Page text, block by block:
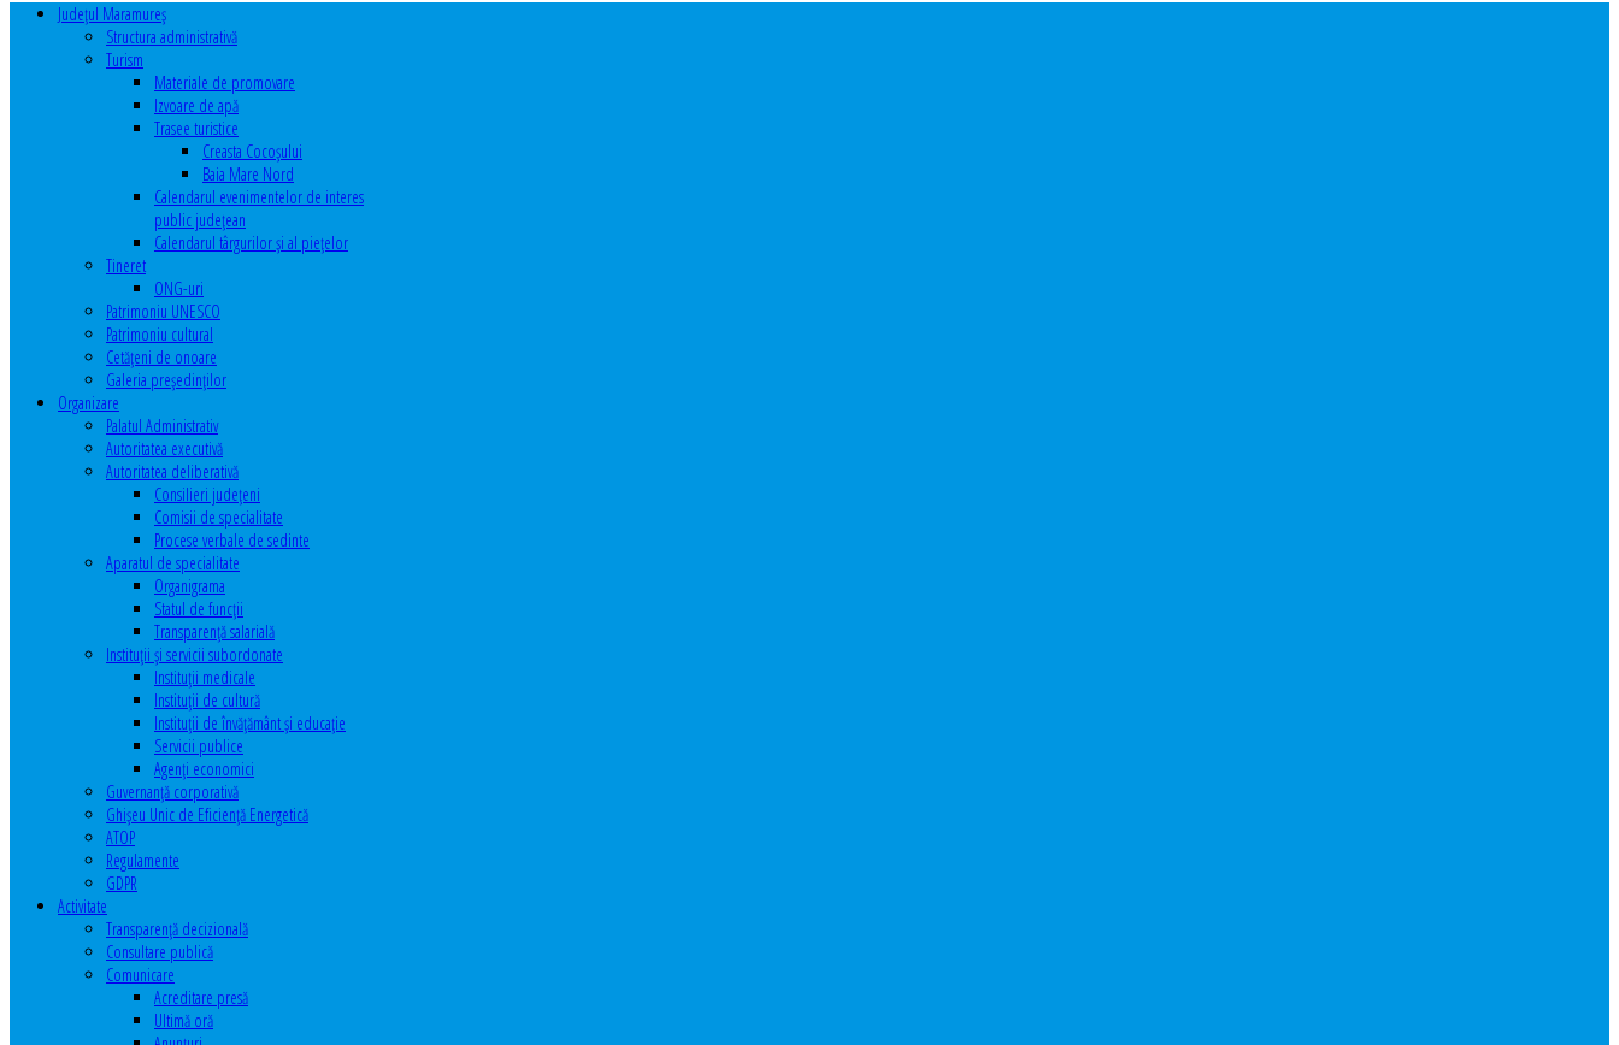
Judeţul Maramureş
Structura administrativă
Turism
Materiale de promovare
Izvoare de apă
Trasee turistice
Creasta Cocoșului
Baia Mare Nord
Calendarul evenimentelor de interes
public judeţean
Calendarul târgurilor şi al pieţelor
Tineret
ONG-uri
Patrimoniu UNESCO
Patrimoniu cultural
Cetăţeni de onoare
Galeria președinților
Organizare
Palatul Administrativ
Autoritatea executivă
Autoritatea deliberativă
Consilieri judeţeni
Comisii de specialitate
Procese verbale de sedinte
Aparatul de specialitate
Organigrama
Statul de funcții
Transparență salarială
Instituţii şi servicii subordonate
Instituţii medicale
Instituţii de cultură
Instituţii de învăţământ şi educaţie
Servicii publice
Agenţi economici
Guvernanță corporativă
Ghişeu Unic de Eficienţă Energetică
ATOP
Regulamente
GDPR
Activitate
Transparenţă decizională
Consultare publică
Comunicare
Acreditare presă
Ultimă oră